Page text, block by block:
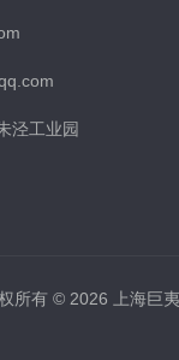
泾工业园
所有 © 2026 上海巨